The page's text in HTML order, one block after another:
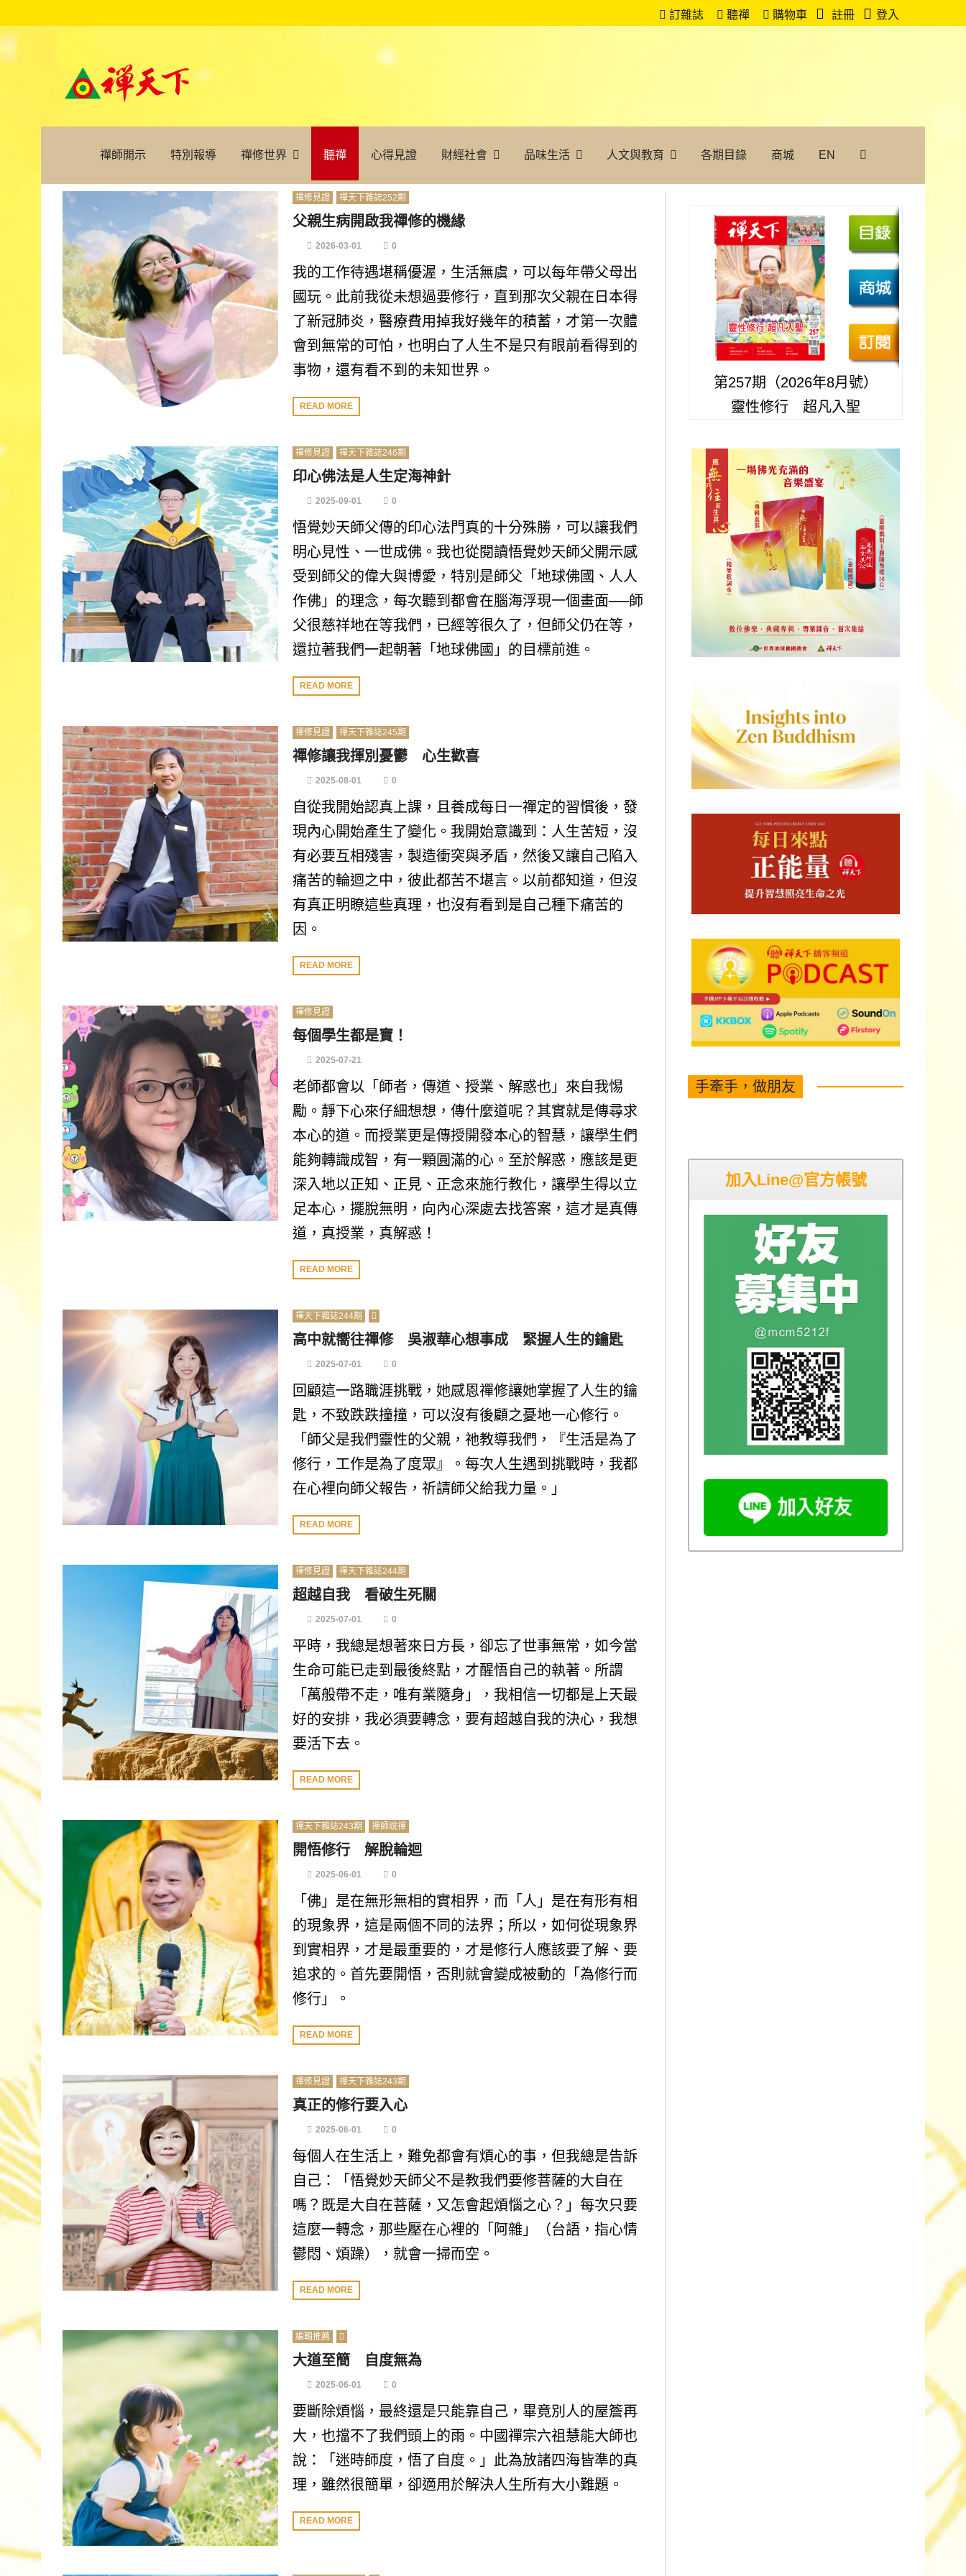
訂雜誌 聽禪 購物車 註冊 登入
禪師開示 特別報導 禪修世界 聽禪 心得見證 財經社會 品味生活 人文與教育 各期目錄 商城 EN
禪修見證 禪天下雜誌252期
父親生病開啟我禪修的機緣
2026-03-01 0
我的工作待遇堪稱優渥，生活無虞，可以每年帶父母出
國玩。此前我從未想過要修行，直到那次父親在日本得
了新冠肺炎，醫療費用掉我好幾年的積蓄，才第一次體
會到無常的可怕，也明白了人生不是只有眼前看得到的
事物，還有看不到的未知世界。
READ MORE
禪修見證 禪天下雜誌246期
印心佛法是人生定海神針
2025-09-01 0
悟覺妙天師父傳的印心法門真的十分殊勝，可以讓我們
明心見性、一世成佛。我也從閱讀悟覺妙天師父開示感
受到師父的偉大與博愛，特別是師父「地球佛國、人人
作佛」的理念，每次聽到都會在腦海浮現一個畫面──師
父很慈祥地在等我們，已經等很久了，但師父仍在等，
還拉著我們一起朝著「地球佛國」的目標前進。
READ MORE
禪修見證 禪天下雜誌245期
禪修讓我揮別憂鬱 心生歡喜
2025-08-01 0
自從我開始認真上課，且養成每日一禪定的習慣後，發
現內心開始產生了變化。我開始意識到：人生苦短，沒
有必要互相殘害，製造衝突與矛盾，然後又讓自己陷入
痛苦的輪迴之中，彼此都苦不堪言。以前都知道，但沒
有真正明瞭這些真理，也沒有看到是自己種下痛苦的
因。
READ MORE
禪修見證
每個學生都是寶！
2025-07-21
老師都會以「師者，傳道、授業、解惑也」來自我惕
勵。靜下心來仔細想想，傳什麼道呢？其實就是傳尋求
本心的道。而授業更是傳授開發本心的智慧，讓學生們
能夠轉識成智，有一顆圓滿的心。至於解惑，應該是更
深入地以正知、正見、正念來施行教化，讓學生得以立
足本心，擺脫無明，向內心深處去找答案，這才是真傳
道，真授業，真解惑！
READ MORE
禪天下雜誌244期
高中就嚮往禪修 吳淑華心想事成 緊握人生的鑰匙
2025-07-01 0
回顧這一路職涯挑戰，她感恩禪修讓她掌握了人生的鑰
匙，不致跌跌撞撞，可以沒有後顧之憂地一心修行。
「師父是我們靈性的父親，祂教導我們，『生活是為了
修行，工作是為了度眾』。每次人生遇到挑戰時，我都
在心裡向師父報告，祈請師父給我力量。」
READ MORE
禪修見證 禪天下雜誌244期
超越自我 看破生死關
2025-07-01 0
平時，我總是想著來日方長，卻忘了世事無常，如今當
生命可能已走到最後終點，才醒悟自己的執著。所謂
「萬般帶不走，唯有業隨身」，我相信一切都是上天最
好的安排，我必須要轉念，要有超越自我的決心，我想
要活下去。
READ MORE
禪天下雜誌243期 禪師說禪
開悟修行 解脫輪迴
2025-06-01 0
「佛」是在無形無相的實相界，而「人」是在有形有相
的現象界，這是兩個不同的法界；所以，如何從現象界
到實相界，才是最重要的，才是修行人應該要了解、要
追求的。首先要開悟，否則就會變成被動的「為修行而
修行」。
READ MORE
禪修見證 禪天下雜誌243期
真正的修行要入心
2025-06-01 0
每個人在生活上，難免都會有煩心的事，但我總是告訴
自己：「悟覺妙天師父不是教我們要修菩薩的大自在
嗎？既是大自在菩薩，又怎會起煩惱之心？」每次只要
這麼一轉念，那些壓在心裡的「阿雜」（台語，指心情
鬱悶、煩躁），就會一掃而空。
READ MORE
編輯推薦
大道至簡 自度無為
2025-06-01 0
要斷除煩惱，最終還是只能靠自己，畢竟別人的屋簷再
大，也擋不了我們頭上的雨。中國禪宗六祖慧能大師也
說：「迷時師度，悟了自度。」此為放諸四海皆準的真
理，雖然很簡單，卻適用於解決人生所有大小難題。
READ MORE
第257期（2026年8月號）
靈性修行 超凡入聖
手牽手，做朋友
加入Line@官方帳號